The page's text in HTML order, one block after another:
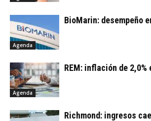
Agenda
BioMarin: desempeño
Agenda
REM: inflación de 2,0%
Richmond: ingresos